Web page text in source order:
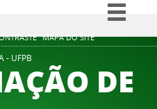
MAPA DO SITE
Simplifique!
Participe
Acesso à informação
- UFPB
DE